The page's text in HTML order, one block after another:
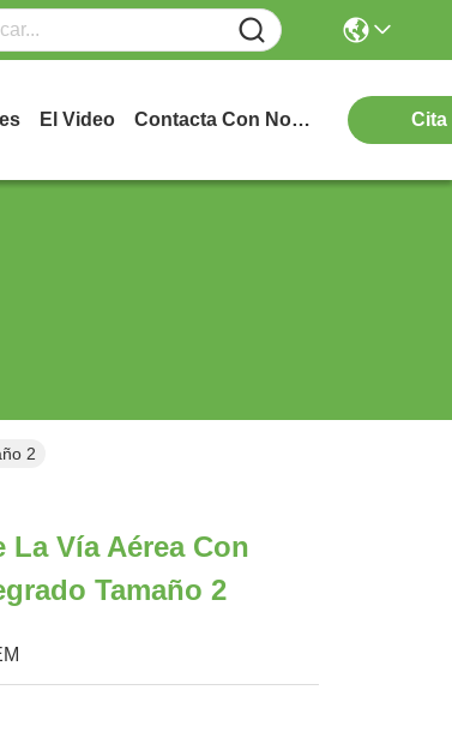
El Video Contacta Con Nosotros Cita
2
La Vía Aérea Con
Tamaño 2